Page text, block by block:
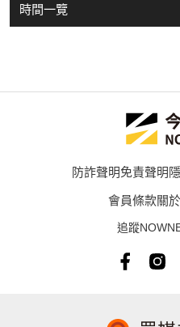
時間一覽
防詐聲明免責聲明
會員條款關
追蹤